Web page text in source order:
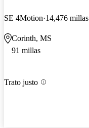
SE 4Motion 14,476 millas
Corinth, MS
91 millas
Trato justo